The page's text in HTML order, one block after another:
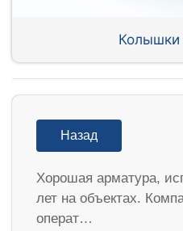
Колышки
Назад
Хорошая арматура,
лет на объектах.
операт…